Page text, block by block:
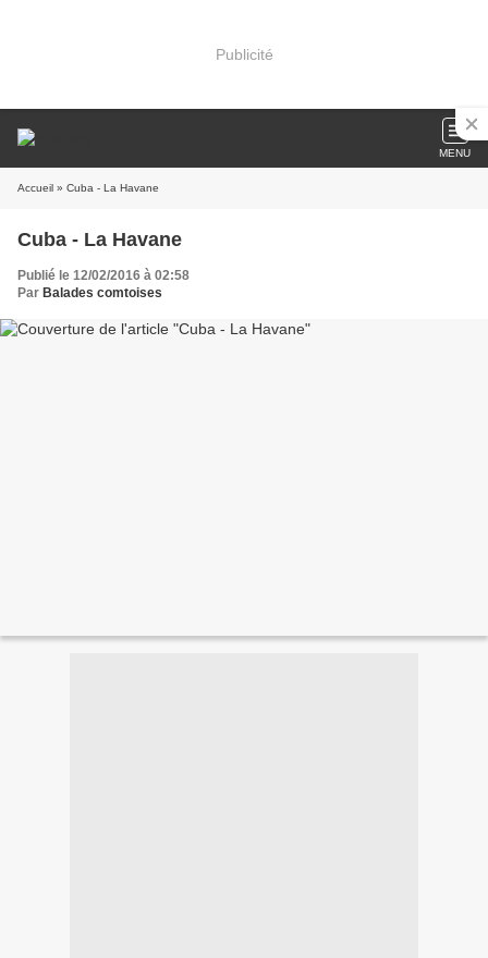
Publicité
MENU
Accueil » Cuba - La Havane
Cuba - La Havane
Publié le 12/02/2016 à 02:58
Par Balades comtoises